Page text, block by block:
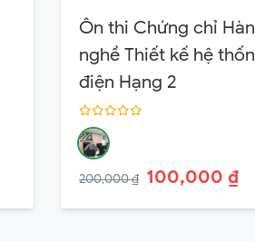
Ôn thi Chứng chỉ
nghề Thiết kế hệ
điện Hạng 2
200,000 ₫ 100,000 ₫